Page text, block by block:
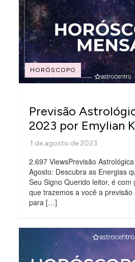
HORÓSCOPO
Previsão
2023 por Emylian
2.697 ViewsPrevisão
Agosto: Descubra as Energias
Seu Signo Querido leitor, é com
que trazemos a você a
para […]